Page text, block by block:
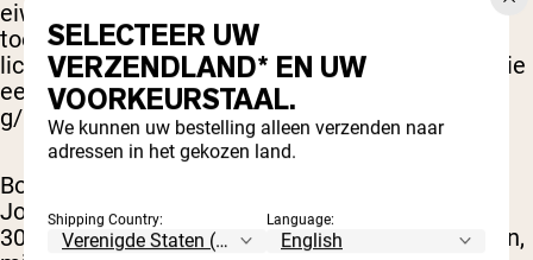
eiwitten consumeren (1,3-2,0 g/kg/dag) een
toename in vetvrije massa en een afname van
lichaamsvet hebben, vergeleken met degenen die
een normale eiwitinname van ongeveer 0,8
g/kg/dag hebben (4,5).
Bovendien toonde een studie uit het American
Journal of Clinical Nutrition aan dat vrouwen die
30% van hun totale calorieën uit eiwitten haalden,
SELECTEER UW
VERZENDLAND* EN UW
VOORKEURSTAAL.
We kunnen uw bestelling alleen verzenden naar
adressen in het gekozen land.
Shipping Country: Language: